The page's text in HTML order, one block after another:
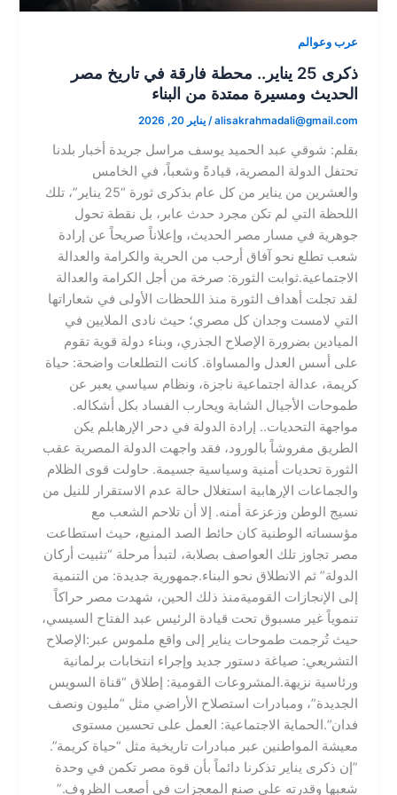
عرب وعوالم
​ذكرى 25 يناير.. محطة فارقة في تاريخ مصر
الحديث ومسيرة ممتدة من البناء
alisakrahmadali@gmail.com
/يناير 20, 2026
​بقلم: شوقي عبد الحميد يوسف مراسل جريدة أخبار بلدنا​
تحتفل الدولة المصرية، قيادةً وشعباً، في الخامس
والعشرين من يناير من كل عام بذكرى ثورة “25 يناير”، تلك
اللحظة التي لم تكن مجرد حدث عابر، بل نقطة تحول
جوهرية في مسار مصر الحديث، وإعلاناً صريحاً عن إرادة
شعب تطلع نحو آفاق أرحب من الحرية والكرامة والعدالة
الاجتماعية.​ثوابت الثورة: صرخة من أجل الكرامة والعدالة​
لقد تجلت أهداف الثورة منذ اللحظات الأولى في شعاراتها
التي لامست وجدان كل مصري؛ حيث نادى الملايين في
الميادين بضرورة الإصلاح الجذري، وبناء دولة قوية تقوم
على أسس العدل والمساواة. كانت التطلعات واضحة: حياة
كريمة، عدالة اجتماعية ناجزة، ونظام سياسي يعبر عن
طموحات الأجيال الشابة ويحارب الفساد بكل أشكاله.​
مواجهة التحديات.. إرادة الدولة في دحر الإرهاب​لم يكن
الطريق مفروشاً بالورود، فقد واجهت الدولة المصرية عقب
الثورة تحديات أمنية وسياسية جسيمة. حاولت قوى الظلام
والجماعات الإرهابية استغلال حالة عدم الاستقرار للنيل من
نسيج الوطن وزعزعة أمنه. إلا أن تلاحم الشعب مع
مؤسساته الوطنية كان حائط الصد المنيع، حيث استطاعت
مصر تجاوز تلك العواصف بصلابة، لتبدأ مرحلة “تثبيت أركان
الدولة” ثم الانطلاق نحو البناء.​جمهورية جديدة: من التنمية
إلى الإنجازات القومية​منذ ذلك الحين، شهدت مصر حراكاً
تنموياً غير مسبوق تحت قيادة الرئيس عبد الفتاح السيسي،
حيث تُرجمت طموحات يناير إلى واقع ملموس عبر:​الإصلاح
التشريعي: صياغة دستور جديد وإجراء انتخابات برلمانية
ورئاسية نزيهة.​المشروعات القومية: إطلاق “قناة السويس
الجديدة”، ومبادرات استصلاح الأراضي مثل “مليون ونصف
فدان”.​الحماية الاجتماعية: العمل على تحسين مستوى
معيشة المواطنين عبر مبادرات تاريخية مثل “حياة كريمة”.​
”إن ذكرى يناير تذكرنا دائماً بأن قوة مصر تكمن في وحدة
شعبها وقدرته على صنع المعجزات في أصعب الظروف.”​